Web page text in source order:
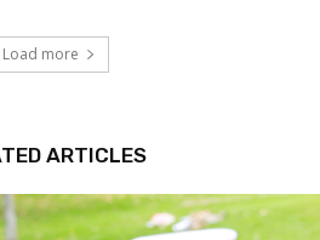
Load more